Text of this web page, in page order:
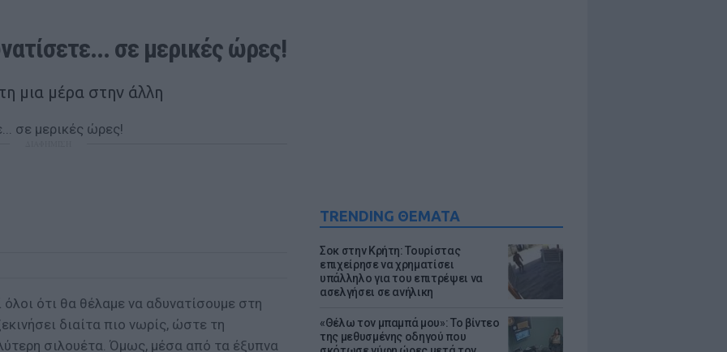
TRENDING ΘΕΜΑΤΑ
Σοκ στην Κρήτη: Τουρίστας
επιχείρησε να χρηματίσει
υπάλληλο για του επιτρέψει να
ασελγήσει σε ανήλικη
«Θέλω τον μπαμπά μου»: Το βίντεο
της μεθυσμένης οδηγού που
σε μερικές ώρες!
μια μέρα στην άλλη
ότι θα θέλαμε να αδυνατίσουμε στη
διαίτα πιο νωρίς, ώστε τη
σιλουέτα. Όμως, μέσα από τα έξυπνα